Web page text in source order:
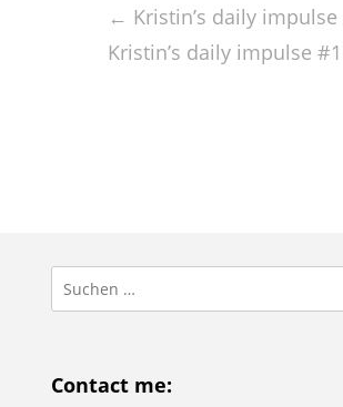
navigation
← Kristin’s daily
Kristin’s daily impulse
Suchen
nach:
Contact me: